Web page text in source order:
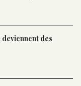
des